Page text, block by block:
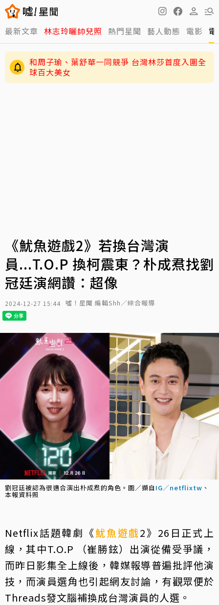
最新文章 林志玲曬帥兒照 熱門星聞 藝人動態 電影
和周子瑜、葉舒華一同競爭 台灣林莎首度入圍全
球百大美女
《魷魚遊戲2》若換台灣演
員...T.O.P 換柯震東？朴成焄找劉
冠廷演網讚：超像
2024-12-27 15:44 噓！星聞 編輯Shh／綜合報導
劉冠廷被認為很適合演出朴成焄的角色。圖／擷自 IG／netflixtw 、
本報資料照
Netflix話題韓劇《魷魚遊戲2》26日正式上
線，其中T.O.P （崔勝鉉）出演從備受爭議，
而昨日影集全上線後，韓媒報導普遍批評他演
技，而演員選角也引起網友討論，有觀眾便於
Threads發文腦補換成台灣演員的人選。